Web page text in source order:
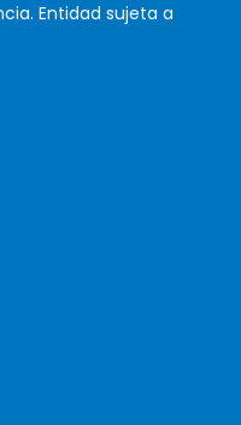
Entidad sujeta a